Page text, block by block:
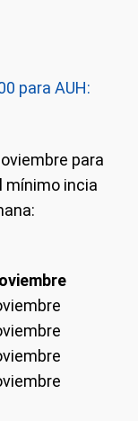
para AUH:
para
mínimo incia